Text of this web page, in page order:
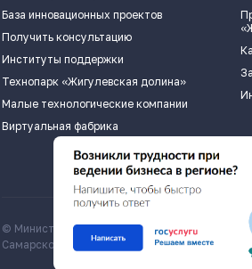
База инновационных проектов
Получить консультацию
Институты поддержки
Технопарк «Жигулевская долина»
Малые технологические компании
Виртуальная фабрика
© Министерство экономического развития и
Самарской области, economy.samregion.ru,